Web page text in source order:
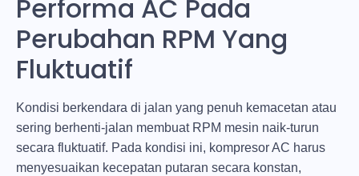
Performa AC Pada
Perubahan RPM Yang
Fluktuatif
Kondisi berkendara di jalan yang penuh kemacetan atau
sering berhenti-jalan membuat RPM mesin naik-turun
secara fluktuatif. Pada kondisi ini, kompresor AC harus
menyesuaikan kecepatan putaran secara konstan,